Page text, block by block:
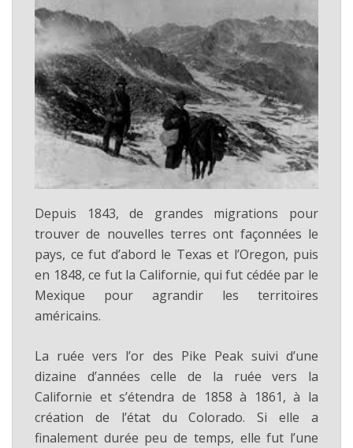
Depuis 1843, de grandes migrations pour
trouver de nouvelles terres ont façonnées le
pays, ce fut d’abord le Texas et l’Oregon, puis
en 1848, ce fut la Californie, qui fut cédée par le
Mexique pour agrandir les territoires
américains.
La ruée vers l’or des Pike Peak suivi d’une
dizaine d’années celle de la ruée vers la
Californie et s’étendra de 1858 à 1861, à la
création de l’état du Colorado. Si elle a
finalement durée peu de temps, elle fut l’une